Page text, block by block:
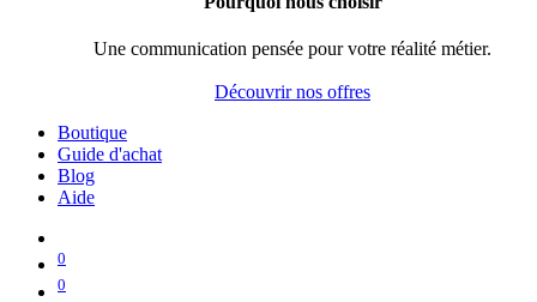
Une communication pensée pour votre réalité métier.
Découvrir nos offres
Boutique
Guide d'achat
Blog
Aide
0
0